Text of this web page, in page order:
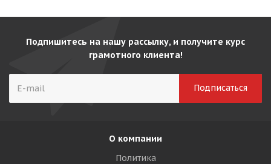
Подпишитесь на нашу рассылку, и получите курс
грамотного клиента!
О компании
Политика